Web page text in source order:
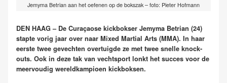
Jemyma Betrian aan het oefenen op de bokszak – foto: Pieter Hofmann
DEN HAAG – De Curaçaose kickbokser Jemyma Betrian (24)
stapte vorig jaar over naar Mixed Martial Arts (MMA). In haar
eerste twee gevechten overtuigde ze met twee snelle knock-
outs. Ook in deze tak van vechtsport lonkt het succes voor de
meervoudig wereldkampioen kickboksen.